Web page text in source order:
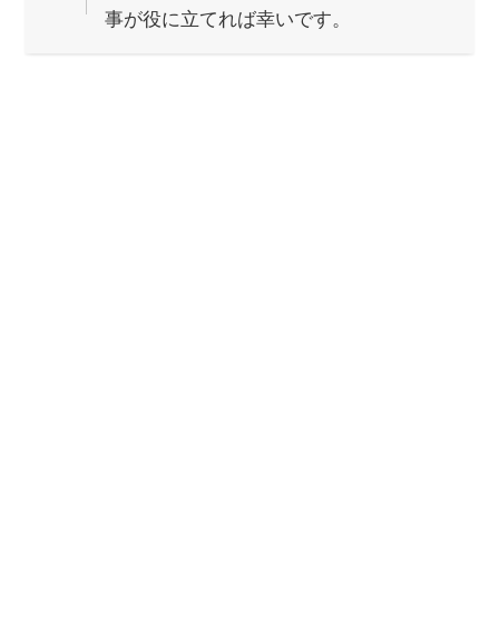
事が役に立てれば幸いです。